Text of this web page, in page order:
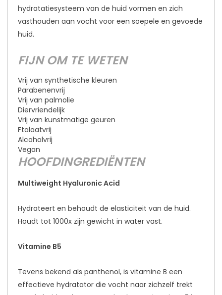
hydratatiesysteem van de huid vormen en zich
vasthouden aan vocht voor een soepele en gevoede
huid.
FIJN OM TE WETEN
Vrij van synthetische kleuren
Parabenenvrij
Vrij van palmolie
Diervriendelijk
Vrij van kunstmatige geuren
Ftalaatvrij
Alcoholvrij
Vegan
HOOFDINGREDIËNTEN
Multiweight Hyaluronic Acid
Hydrateert en behoudt de elasticiteit van de huid.
Houdt tot 1000x zijn gewicht in water vast.
Vitamine B5
Tevens bekend als panthenol, is vitamine B een
effectieve hydratator die vocht naar zichzelf trekt